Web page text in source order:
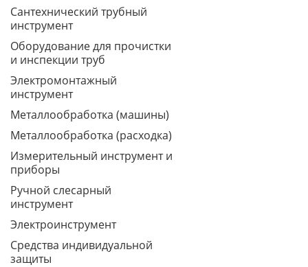
Сантехнический трубный
инструмент
Оборудование для прочистки
и инспекции труб
Электромонтажный
инструмент
Металлообработка (машины)
Металлообработка (расходка)
Измерительный инструмент и
приборы
Ручной слесарный
инструмент
Электроинструмент
Средства индивидуальной
защиты